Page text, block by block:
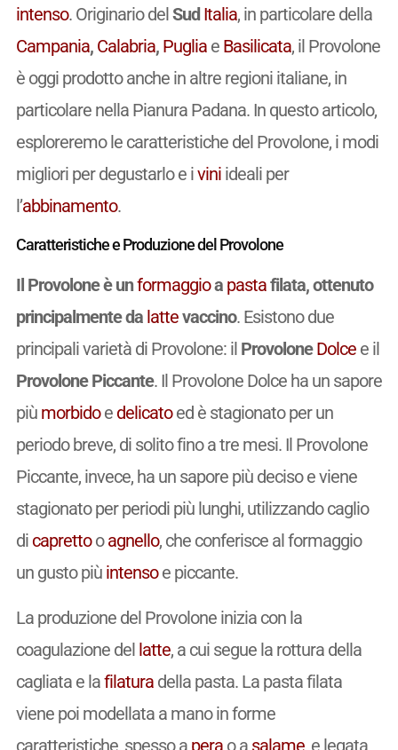
intenso. Originario delSudItalia, in particolare della
Campania, Calabria, Pugliae Basilicata, il Provolone
è oggi prodotto anche in altre regioni italiane, in
particolare nella Pianura Padana. In questo articolo,
esploreremo le caratteristiche del Provolone, i modi
migliori per degustarlo e iviniideali per
l’abbinamento.
Caratteristiche e Produzione del Provolone
Il Provolone è unformaggioa pastafilata, ottenuto
principalmente da lattevaccino. Esistono due
principali varietà di Provolone: il ProvoloneDolcee il
Provolone Piccante. Il Provolone Dolce ha un sapore
più morbidoe delicatoed è stagionato per un
periodo breve, di solito fino a tre mesi. Il Provolone
Piccante, invece, ha un sapore più deciso e viene
stagionato per periodi più lunghi, utilizzando caglio
di caprettooagnello, che conferisce al formaggio
un gusto più intensoe piccante.
La produzione del Provolone inizia con la
coagulazione del latte, a cui segue la rottura della
cagliata e lafilaturadella pasta. La pasta filata
viene poi modellata a mano in forme
caratteristiche, spesso a perao a salame, e legata